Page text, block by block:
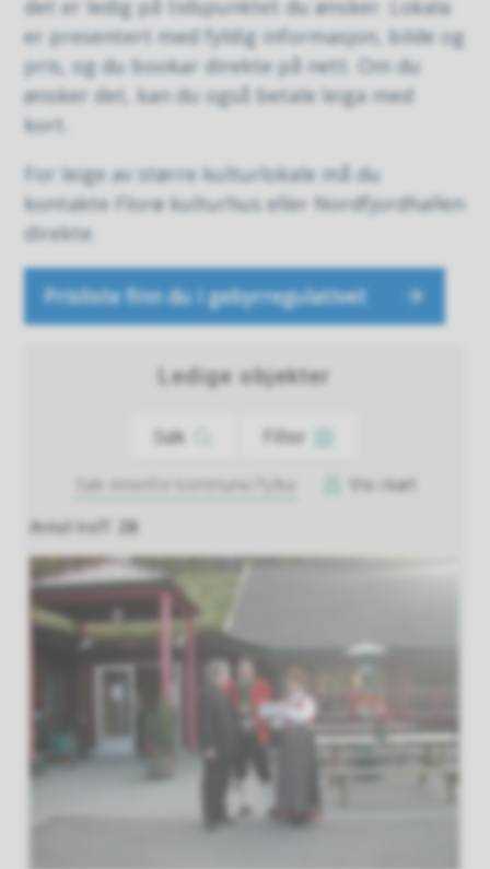
det er ledig på tidspunktet du ønsker. Lokala
er presentert med fyldig informasjon, bilde og
pris, og du bookar direkte på nett. Om du
ønsker det, kan du også betale leiga med
kort.
For leige av større kulturlokale må du
kontakte Florø kulturhus eller Nordfjordhallen
direkte.
Prisliste finn du i gebyrregulativet